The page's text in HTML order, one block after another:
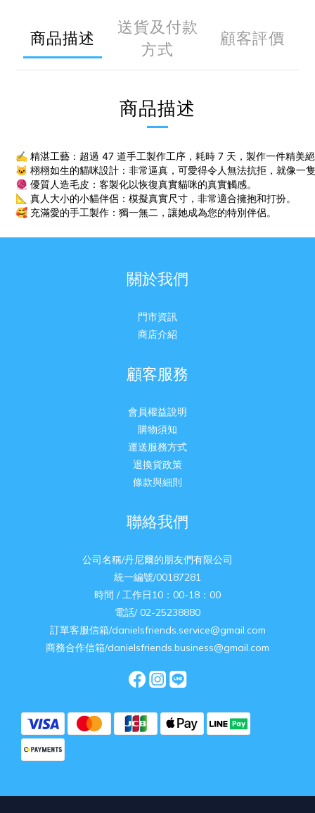
商品描述
送貨及付款
方式
顧客評價
商品描述
✍️ 精湛工藝：超過 47 道手工製作工序，耗時 7 天，製作一件精美
🐱 栩栩如生的貓咪設計：非常逼真，可愛得令人無法抗拒，就像一
🧶 優質人造毛皮：客製化以恢復真實貓咪的真實觸感。
📐 真人大小的小貓伴侶：模擬真實尺寸，非常適合擁抱和打扮。
🥰 充滿愛的手工製作：獨一無二，讓她成為您的特別伴侶。
關於我們
門市資訊
商店介紹
顧客服務
會員權益說明
購物須知
運送服務方式
退換貨政策
條款與細則
聯絡我們
公司名稱/丹尼爾的朋友們有限公司
統一編號/00187281
時間 / 工作日10：00-18：00
電話/ 02-25238880
訂單客服信箱/danielsfriends.service@gmail.com
商務合作信箱/danielsfriends.business@gmail.com